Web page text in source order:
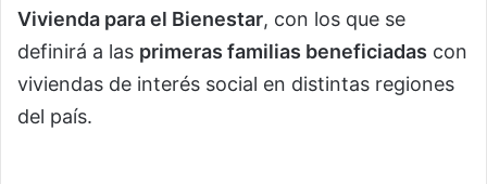
Vivienda para el Bienestar, con los que se
definirá a las primeras familias beneficiadas con
viviendas de interés social en distintas regiones
del país.